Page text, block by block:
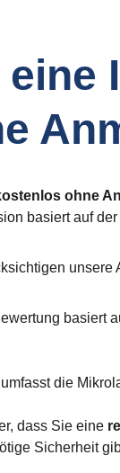
ohne
basiert auf
basiert
die
dass Sie eine
Sicherheit